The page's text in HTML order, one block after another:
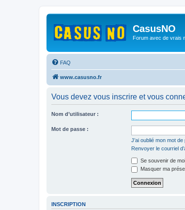
CasusNO
Forum avec de vrais
FAQ
www.casusno.fr
Vous devez vous inscrire et vous
Nom d’utilisateur :
Mot de passe :
J’ai oublié mon mot
Renvoyer le courriel
Se souvenir de moi
Masquer ma
INSCRIPTION